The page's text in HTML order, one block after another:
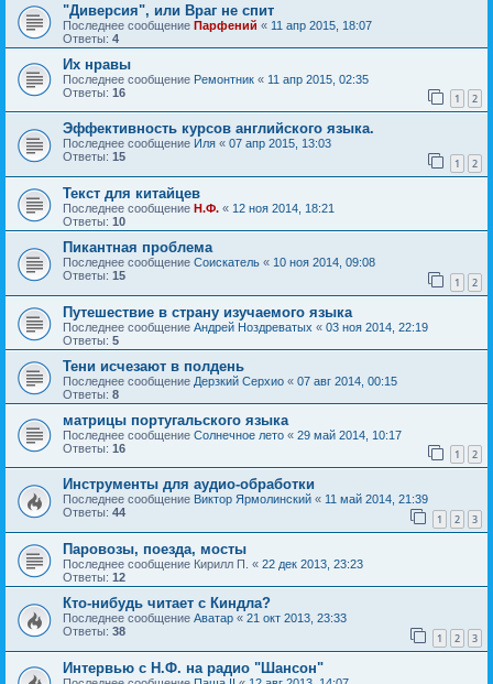
"Диверсия", или Враг не спит
Последнее сообщение Парфений « 11 апр 2015, 18:07
Ответы: 4
Их нравы
Последнее сообщение Ремонтник « 11 апр 2015, 02:35
Ответы: 16 1 2
Эффективность курсов английского языка.
Последнее сообщение Иля « 07 апр 2015, 13:03
Ответы: 15 1 2
Текст для китайцев
Последнее сообщение Н.Ф. « 12 ноя 2014, 18:21
Ответы: 10
Пикантная проблема
Последнее сообщение Соискатель « 10 ноя 2014, 09:08
Ответы: 15 1 2
Путешествие в страну изучаемого языка
Последнее сообщение Андрей Ноздреватых « 03 ноя 2014, 22:19
Ответы: 5
Тени исчезают в полдень
Последнее сообщение Дерзкий Серхио « 07 авг 2014, 00:15
Ответы: 8
матрицы португальского языка
Последнее сообщение Солнечное лето « 29 май 2014, 10:17
Ответы: 16 1 2
Инструменты для аудио-обработки
Последнее сообщение Виктор Ярмолинский « 11 май 2014, 21:39
Ответы: 44 1 2 3
Паровозы, поезда, мосты
Последнее сообщение Кирилл П. « 22 дек 2013, 23:23
Ответы: 12
Кто-нибудь читает с Киндла?
Последнее сообщение Аватар « 21 окт 2013, 23:33
Ответы: 38 1 2 3
Интервью с Н.Ф. на радио "Шансон"